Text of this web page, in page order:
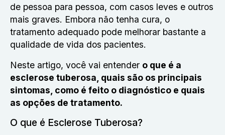
de pessoa para pessoa, com casos leves e outros
mais graves. Embora não tenha cura, o
tratamento adequado pode melhorar bastante a
qualidade de vida dos pacientes.
Neste artigo, você vai entender o que é a
esclerose tuberosa, quais são os principais
sintomas, como é feito o diagnóstico e quais
as opções de tratamento.
O que é Esclerose Tuberosa?